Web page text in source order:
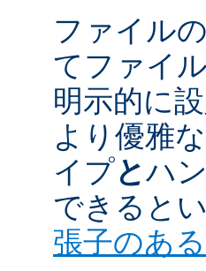
ファイル
てファイ
明示的に
より優雅
イプとハ
できると
張子のあ